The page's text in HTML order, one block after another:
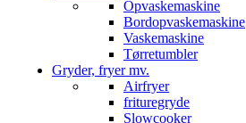
Opvaskemaskine
Bordopvaskemaskine
Vaskemaskine
Tørretumbler
Gryder, fryer mv.
Airfryer
frituregryde
Slowcooker